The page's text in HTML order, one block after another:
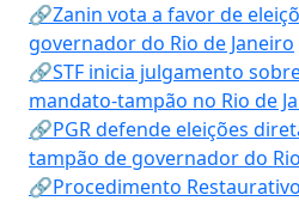
🔗Zanin vota a favor de
governador do Rio de Janeiro
🔗STF inicia julgamento
mandato-tampão no Rio de
🔗PGR defende eleições
tampão de governador do
🔗Procedimento